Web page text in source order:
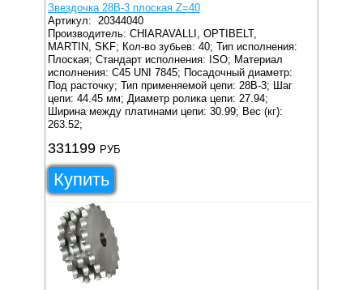
Звездочка 28B-3 плоская Z=40
Артикул: 20344040
Производитель: CHIARAVALLI, OPTIBELT,
MARTIN, SKF; Кол-во зубьев: 40; Тип исполнения:
Плоская; Стандарт исполнения: ISO; Материал
исполнения: C45 UNI 7845; Посадочный диаметр:
Под расточку; Тип применяемой цепи: 28B-3;
Шаг
цепи: 44.45 мм; Диаметр ролика цепи: 27.94;
Ширина между платинами цепи: 30.99; Вес (кг):
263.52;
331199 РУБ
Купить